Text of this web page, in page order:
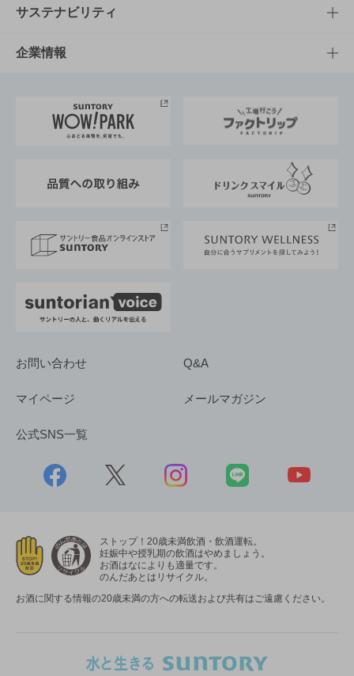
商品発売情報
栄養成分一覧
キャンペーン
工場見学
地域情報
文化・スポーツTOP
サントリーホール
サントリーサンバーズ大阪
サステナビリティ
サステナビリティTOP
サントリーが考えるサステナビリティ経営
企業情報
企業概要
採用情報
お問い合わせ Q&A
マイページ メールマガジン
公式SNS一覧
ストップ！20歳未満飲酒・飲酒運転。
妊娠中や授乳期の飲酒はやめましょう。
お酒はなによりも適量です。
のんだあとはリサイクル。
お酒に関する情報の20歳未満の方への転送および共有はご遠慮ください。